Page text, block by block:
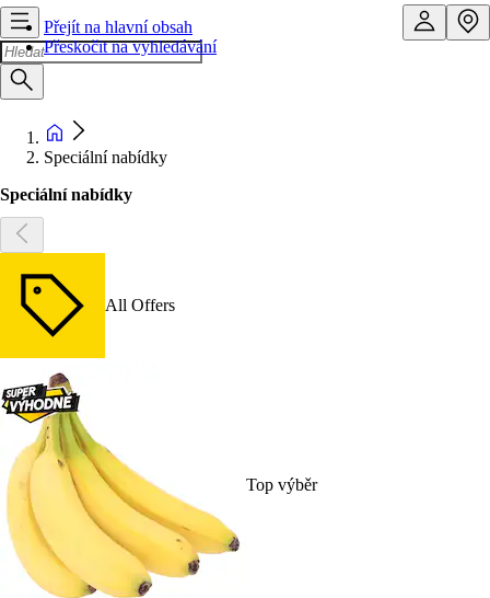
Přejít na hlavní obsah
Přeskočit na vyhledávání
Speciální nabídky
Speciální nabídky
All Offers
Top výběr